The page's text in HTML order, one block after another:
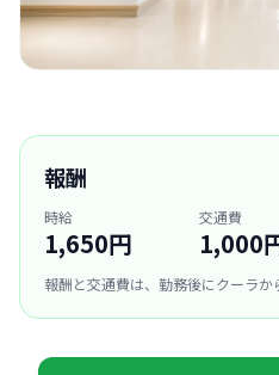
報酬
時給
1,650円
交通費
1,000
報酬と交通費は、勤務後にクーラか